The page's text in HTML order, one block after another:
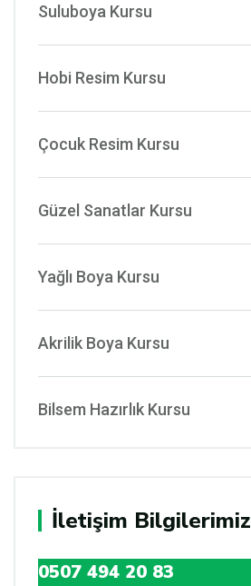
Suluboya Kursu
Hobi Resim Kursu
Çocuk Resim Kursu
Güzel Sanatlar Kursu
Yağlı Boya Kursu
Akrilik Boya Kursu
Bilsem Hazırlık Kursu
İletişim Bilgilerimiz
0507 494 20 83